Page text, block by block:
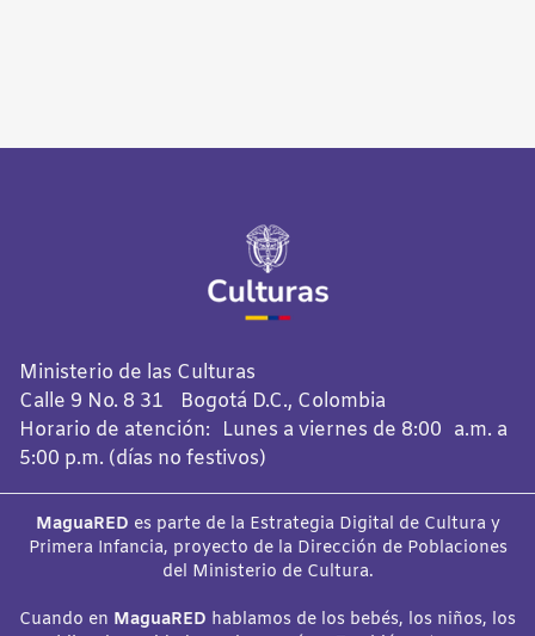
Ministerio de las Culturas
Calle 9 No. 8 31 Bogotá D.C., Colombia
Horario de atención: Lunes a viernes de 8:00 a.m. a
5:00 p.m. (días no festivos)
MaguaRED es parte de la Estrategia Digital de Cultura y
Primera Infancia, proyecto de la Dirección de Poblaciones
del Ministerio de Cultura.
Cuando en MaguaRED hablamos de los bebés, los niños, los